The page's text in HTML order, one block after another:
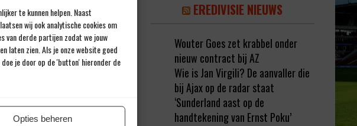
te kunnen helpen. Naast
wij ook analytische cookies om
van derde partijen zodat we jouw
laten zien. Als je onze website goed
je door op de 'button' hieronder de
Opties beheren
voetbal.
velden zijn gemarkeerd met
EREDIVISIE NIEUWS
Wouter Goes zet krabbel onder
nieuw contract bij AZ
Wie is Jan Virgili? De aanvaller die
bij Ajax op de radar staat
‘Sunderland aast op de
handtekening van Ernst Poku’